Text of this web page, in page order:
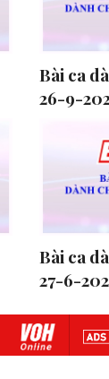
Bài ca
26-9-
Bài ca
27-6-